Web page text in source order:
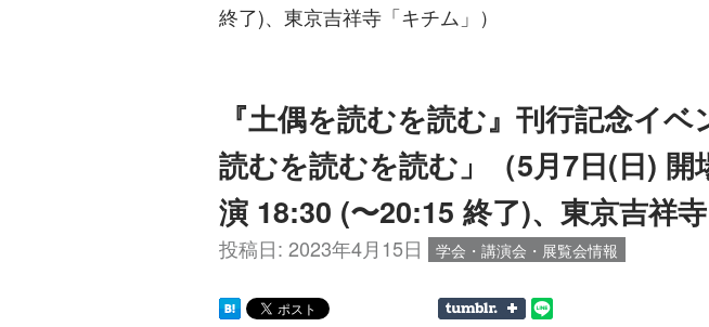
終了)、東京吉祥寺「キチム」）
『土偶を読むを読む』刊行記念イ
読むを読むを読む」（5月7日(日) 開
演 18:30 (〜20:15 終了)、東京吉祥寺
投稿日: 2023年4月15日 学会・講演会・展覧会情報